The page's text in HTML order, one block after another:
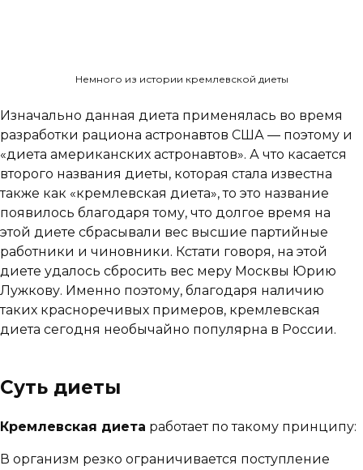
Немного из истории кремлевской диеты
Изначально данная диета применялась во время
разработки рациона астронавтов США — поэтому и
«диета американских астронавтов». А что касается
второго названия диеты, которая стала известна
также как «кремлевская диета», то это название
появилось благодаря тому, что долгое время на
этой диете сбрасывали вес высшие партийные
работники и чиновники. Кстати говоря, на этой
диете удалось сбросить вес меру Москвы Юрию
Лужкову. Именно поэтому, благодаря наличию
таких красноречивых примеров, кремлевская
диета сегодня необычайно популярна в России.
Суть диеты
Кремлевская диета работает по такому принципу:
В организм резко ограничивается поступление